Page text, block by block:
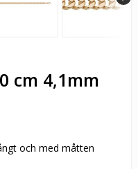
cm 4,1mm
och med måtten